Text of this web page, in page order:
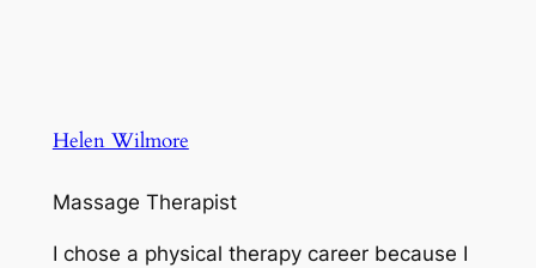
Helen Wilmore
Massage Therapist
I chose a physical therapy career because I